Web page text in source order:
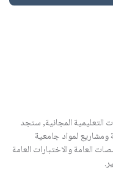
التعليمية المجانية, ستجد
ومشاريع لمواد جامعية
العامة والاختبارات العامة